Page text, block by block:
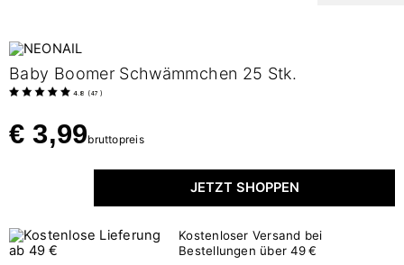
Baby Boomer Schwämmchen 25 Stk.
4.8 (47 )
€ 3,99bruttopreis
JETZT SHOPPEN
Kostenloser Versand bei
Bestellungen über 49 €